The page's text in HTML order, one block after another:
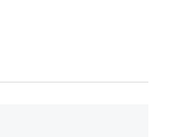
Friedrich Oswald
ECHA